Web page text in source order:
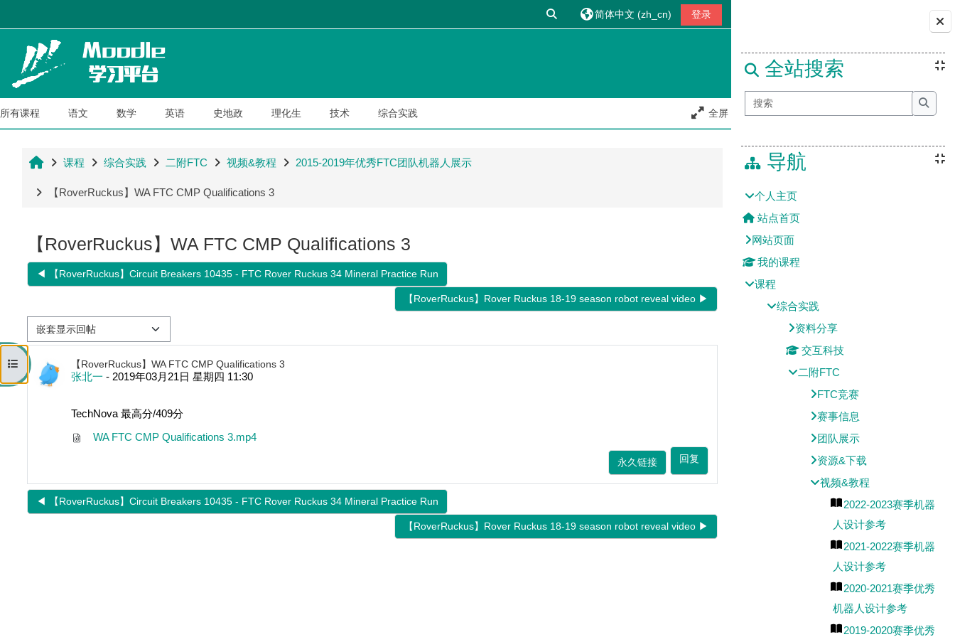
版块全站搜索
搜索
搜索
导航
个人主页
站点首页
网站页面
我的课程
课程
综合实践
资料分享
交互科技
二附FTC
FTC竞赛
赛事信息
团队展示
资源&下载
视频&教程
2022-2023赛季机器
人设计参考
2021-2022赛季机器
人设计参考
2020-2021赛季优秀
机器人设计参考
2019-2020赛季优秀
切换搜索输入
简体中文 ‎(zh_cn)‎ 登录
所有课程 语文 数学 英语 史地政 理化生 技术 综合实践 全屏
打开课程索引
首页课程 综合实践 二附FTC 视频&教程 2015-2019年优秀FTC团队机器人展示
【RoverRuckus】WA FTC CMP Qualifications 3
【RoverRuckus】WA FTC CMP Qualifications 3
◀︎ 【RoverRuckus】Circuit Breakers 10435 - FTC Rover Ruckus 34 Mineral Practice Run
【RoverRuckus】Rover Ruckus 18-19 season robot reveal video ▶︎
显示模式
【RoverRuckus】WA FTC CMP Qualifications 3
张北一 - 2019年03月21日 星期四 11:30
回帖数：0
TechNova 最高分/409分
WA FTC CMP Qualifications 3.mp4
永久链接 回复
◀︎ 【RoverRuckus】Circuit Breakers 10435 - FTC Rover Ruckus 34 Mineral Practice Run
【RoverRuckus】Rover Ruckus 18-19 season robot reveal video ▶︎